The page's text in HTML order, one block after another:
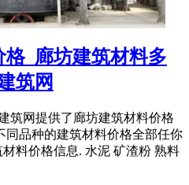
_廊坊建筑材料多
筑网
筑网提供了廊坊建筑材料价格
同品种的建筑材料价格全部任你
料价格信息. 水泥 矿渣粉 熟料